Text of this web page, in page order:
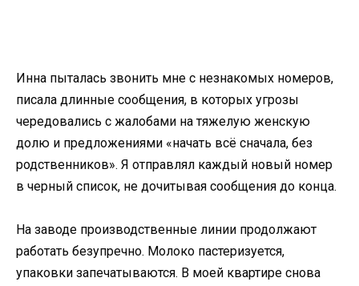
Инна пыталась звонить мне с незнакомых номеров,
писала длинные сообщения, в которых угрозы
чередовались с жалобами на тяжелую женскую
долю и предложениями «начать всё сначала, без
родственников». Я отправлял каждый новый номер
в черный список, не дочитывая сообщения до конца.
На заводе производственные линии продолжают
работать безупречно. Молоко пастеризуется,
упаковки запечатываются. В моей квартире снова